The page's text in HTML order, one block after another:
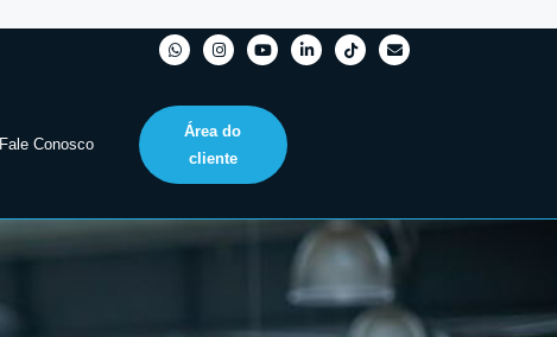
Fale Conosco
Área do
cliente